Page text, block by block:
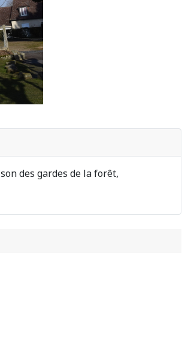
des gardes de la forêt,